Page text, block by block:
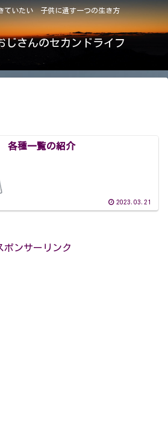
ていたい 子供に遺す一つの生き方
じさんのセカンドライフ
各種一覧の紹介
2023.03.21
ポンサーリンク